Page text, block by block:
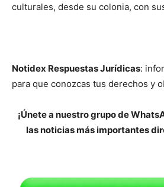
culturales, desde su colonia, con
Notidex Respuestas Jurídicas:
para que conozcas tus derechos y
¡Únete a nuestro grupo de
las noticias más importantes